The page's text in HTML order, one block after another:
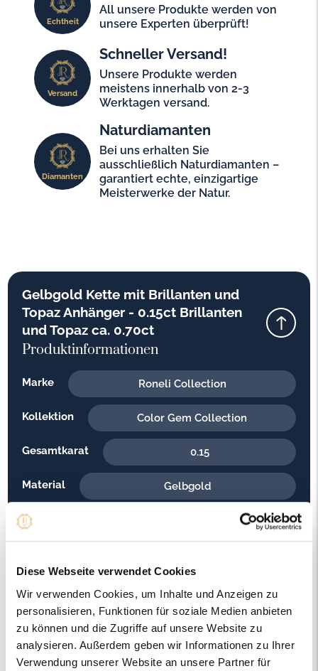
Diese Webseite verwendet Cookies
Wir verwenden Cookies, um Inhalte und Anzeigen zu
personalisieren, Funktionen für soziale Medien anbieten
zu können und die Zugriffe auf unsere Website zu
analysieren. Außerdem geben wir Informationen zu Ihrer
Verwendung unserer Website an unsere Partner für
Echtheit
All unsere Produkte werden von
unsere Experten überprüft!
Versand
Schneller Versand!
Unsere Produkte werden
meistens innerhalb von 2-3
Werktagen versand.
Diamanten
Naturdiamanten
Bei uns erhalten Sie
ausschließlich Naturdiamanten –
garantiert echte, einzigartige
Meisterwerke der Natur.
Gelbgold Kette mit Brillanten und
Topaz Anhänger - 0.15ct Brillanten
und Topaz ca. 0.70ct
Produktinformationen
Marke Roneli Collection
Kollektion Color Gem Collection
Gesamtkarat 0.15
Material Gelbgold
Feingehalt
Steinfarbe G - Feines Weiss
Steinqualität VS2
Edelsteinfarbe